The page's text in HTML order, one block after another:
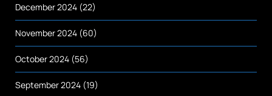
December 2024 (22)
November 2024 (60)
October 2024 (56)
September 2024 (19)